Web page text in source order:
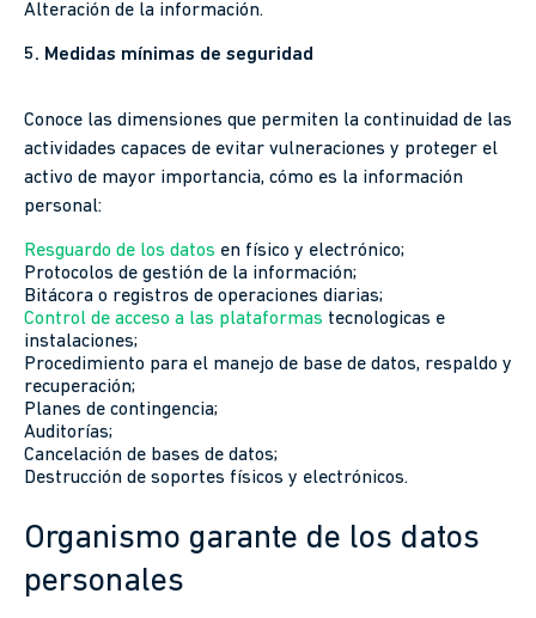
Alteración de la información.
5. Medidas mínimas de seguridad
Conoce las dimensiones que permiten la continuidad de las
actividades capaces de evitar vulneraciones y proteger el
activo de mayor importancia, cómo es la información
personal:
Resguardo de los datos en físico y electrónico;
Protocolos de gestión de la información;
Bitácora o registros de operaciones diarias;
Control de acceso a las plataformas tecnologicas e
instalaciones;
Procedimiento para el manejo de base de datos, respaldo y
recuperación;
Planes de contingencia;
Auditorías;
Cancelación de bases de datos;
Destrucción de soportes físicos y electrónicos.
Organismo garante de los datos
personales